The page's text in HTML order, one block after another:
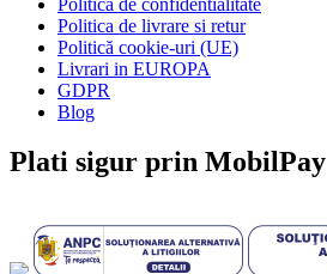
Politica de livrare si retur
Politică cookie-uri (UE)
Livrari in EUROPA
GDPR
Blog
Plati sigur prin MobilPay